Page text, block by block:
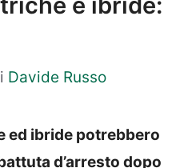
Davide Russo
ed ibride potrebbero
d’arresto dopo